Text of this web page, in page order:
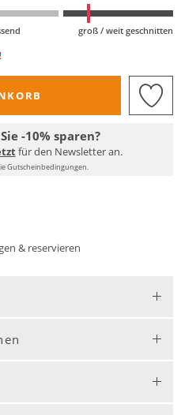
groß / weit geschnitten
-10% sparen?
für den Newsletter an.
Gutscheinbedingungen.
& reservieren